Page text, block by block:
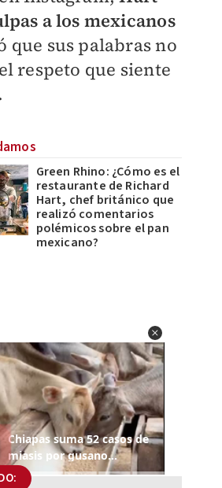
a los mexicanos
que sus palabras no
respeto que siente
Green Rhino: ¿Cómo es el
restaurante de Richard
Hart, chef británico que
realizó comentarios
polémicos sobre el pan
mexicano?